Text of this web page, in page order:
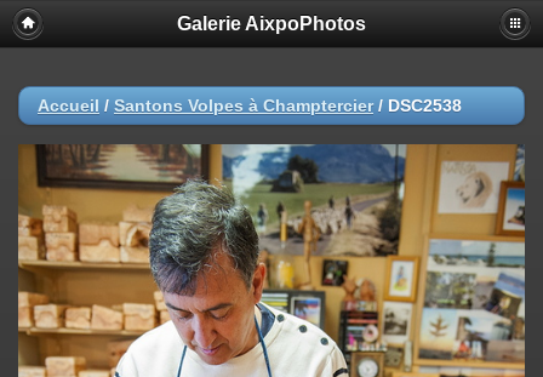
Galerie AixpoPhotos
Accueil / Santons Volpes à Champtercier/ DSC2538